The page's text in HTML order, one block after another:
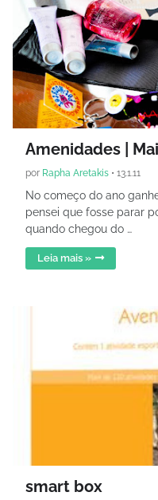
Amenidades |
por Rapha Aretakis • 13.1.11
No começo do ano
pensei que fosse parar
quando chegou do …
Leia mais »
smart box